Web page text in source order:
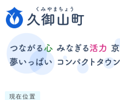
現在位置